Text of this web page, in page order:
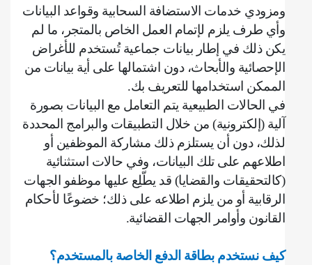
ومزودي خدمات الاستضافة السحابية وقواعد البيانات
وأي طرف يلزم لإتمام العمل الخاص بالمتجر، ما لم
يكن ذلك في إطار بيانات جماعية تُستخدم للأغراض
الإحصائية والأبحاث، دون اشتمالها على أية بيانات من
الممكن استخدامها للتعريف بك.
في الحالات الطبيعية يتم التعامل مع البيانات بصورة
آلية (إلكترونية) من خلال التطبيقات والبرامج المحددة
لذلك، دون أن يستلزم ذلك مشاركة الموظفين أو
اطلاعهم على تلك البيانات، وفي حالات استثنائية
(كالتحقيقات والقضايا) قد يطّلِع عليها موظفو الجهات
الرقابية أو من يلزم اطلاعه على ذلك؛ خضوعًا لأحكام
القانون وأوامر الجهات القضائية.
كيف نستخدم بطاقة الدفع الخاصة بالمستخدم؟